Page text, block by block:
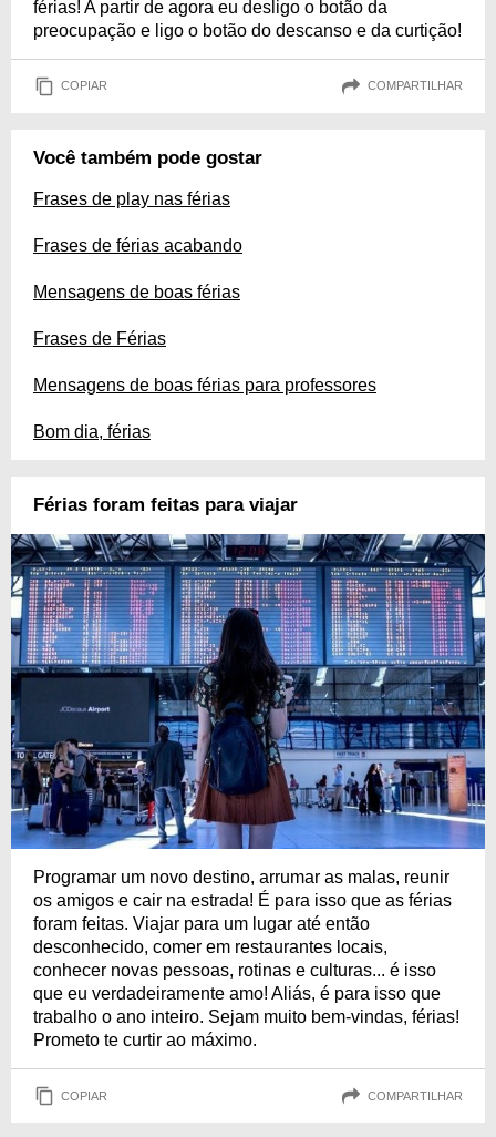
férias! A partir de agora eu desligo o botão da
preocupação e ligo o botão do descanso e da curtição!
COPIAR COMPARTILHAR
Você também pode gostar
Frases de play nas férias
Frases de férias acabando
Mensagens de boas férias
Frases de Férias
Mensagens de boas férias para professores
Bom dia, férias
Férias foram feitas para viajar
Programar um novo destino, arrumar as malas, reunir
os amigos e cair na estrada! É para isso que as férias
foram feitas. Viajar para um lugar até então
desconhecido, comer em restaurantes locais,
conhecer novas pessoas, rotinas e culturas... é isso
que eu verdadeiramente amo! Aliás, é para isso que
trabalho o ano inteiro. Sejam muito bem-vindas, férias!
Prometo te curtir ao máximo.
COPIAR COMPARTILHAR